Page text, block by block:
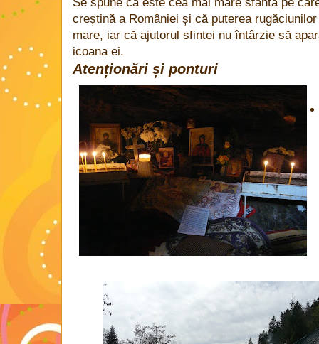
creștină a României și că puterea
mare, iar că ajutorul sfintei nu întârzie să
icoana ei.
Atenționări și ponturi